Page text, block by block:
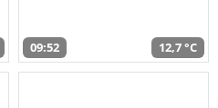
09:52 12,7 °C